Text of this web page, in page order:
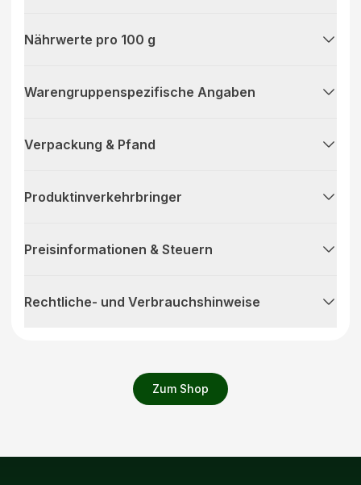
Zum Shop
Nährwerte pro 100 g
Warengruppenspezifische Angaben
Verpackung & Pfand
Produktinverkehrbringer
Preisinformationen & Steuern
Rechtliche- und Verbrauchshinweise